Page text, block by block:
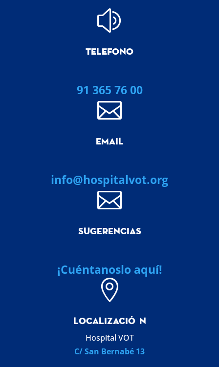
z
TELEFONO
91 365 76 00

EMAIL
info@hospitalvot.org

SUGERENCIAS
¡Cuéntanoslo aquí!

LOCALIZACI Ó N
Hospital VOT
C/ San Bernabé 13